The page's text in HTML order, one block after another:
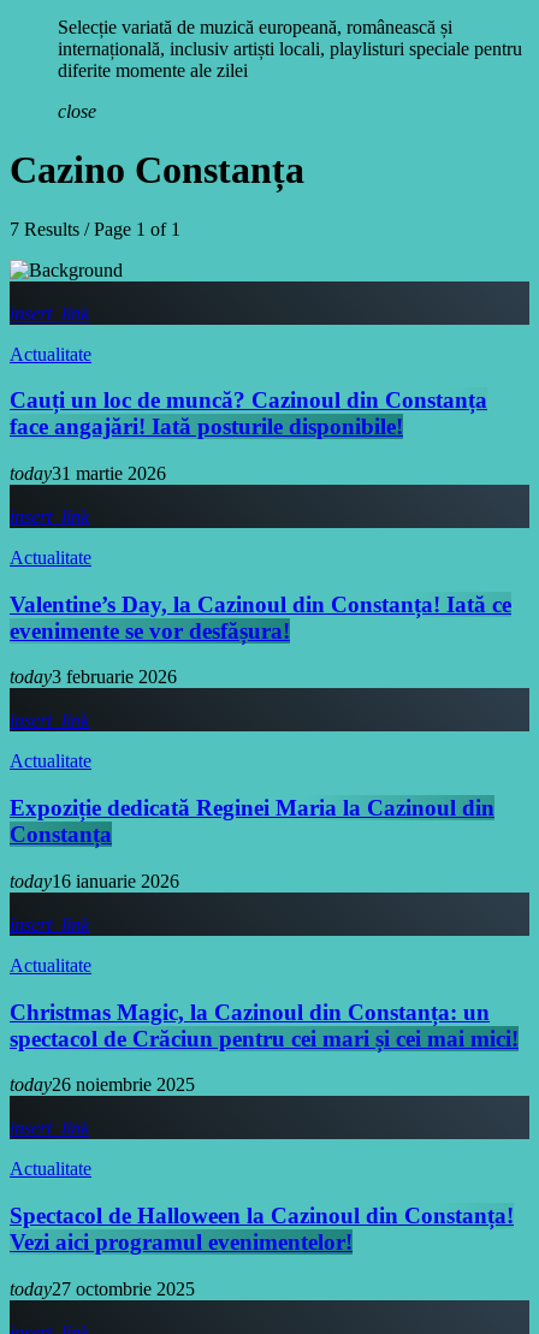
Selecție variată de muzică europeană, românească și
internațională, inclusiv artiști locali, playlisturi speciale pentru
diferite momente ale zilei
close
Cazino Constanța
7 Results / Page 1 of 1
insert_link
Actualitate
Cauți un loc de muncă? Cazinoul din Constanța
face angajări! Iată posturile disponibile!
today31 martie 2026
insert_link
Actualitate
Valentine’s Day, la Cazinoul din Constanța! Iată ce
evenimente se vor desfășura!
today3 februarie 2026
insert_link
Actualitate
Expoziție dedicată Reginei Maria la Cazinoul din
Constanța
today16 ianuarie 2026
insert_link
Actualitate
Christmas Magic, la Cazinoul din Constanța: un
spectacol de Crăciun pentru cei mari și cei mai mici!
today26 noiembrie 2025
insert_link
Actualitate
Spectacol de Halloween la Cazinoul din Constanța!
Vezi aici programul evenimentelor!
today27 octombrie 2025